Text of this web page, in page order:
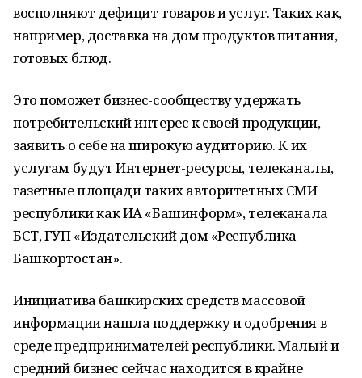
восполняют дефицит товаров и услуг. Таких как,
например, доставка на дом продуктов питания,
готовых блюд.
Это поможет бизнес-сообществу удержать
потребительский интерес к своей продукции,
заявить о себе на широкую аудиторию. К их
услугам будут Интернет-ресурсы, телеканалы,
газетные площади таких авторитетных СМИ
республики как ИА «Башинформ», телеканала
БСТ, ГУП «Издательский дом «Республика
Башкортостан».
Инициатива башкирских средств массовой
информации нашла поддержку и одобрения в
среде предпринимателей республики. Малый и
средний бизнес сейчас находится в крайне